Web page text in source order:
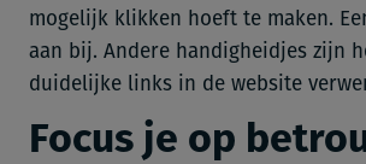
mogelijk klikken hoeft te maken.
aan bij. Andere handigheidjes zijn
duidelijke links in de website
Focus je op